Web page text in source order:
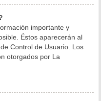
importante y
Éstos aparecerán al
Control de Usuario. Los
otorgados por La